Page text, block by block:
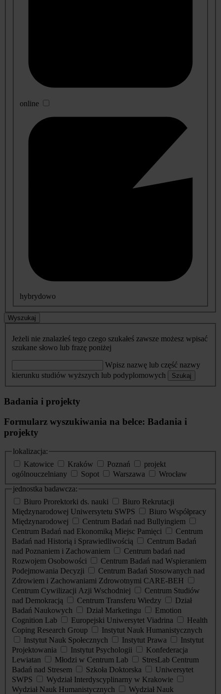
online
hybrydowo
Wyszukaj
Jeżeli nie znalazłeś tego czego szukałeś zawsze możesz wpisać
szukane słowo lub frazę poniżej
Wpisz nazwę lub część nazwy
kierunku studiów wyższych lub podyplomowych
Szukaj
Badania i projekty
Formularz wyszukiwania na belce: Badania i
projekty
lokalizacja:
Katowice
Kraków Poznań
projekt
ogólnouczelniany
Sopot Warszawa
Wrocław
jednostka badawcza:
Biuro Prorektorki ds. nauki
Biuro Rekrutacji
Międzynarodowej Uniwersytetu SWPS
Biuro Współpracy
Międzynarodowej
Centrum Badań nad Bullyingiem
Centrum Badań nad Ekonomiką Miejsc Pamięci
Centrum
Badań nad Historią i Sprawiedliwością
Centrum Badań
nad Poznaniem i Zachowaniem
Centrum badań nad
Rozwojem Osobowości
Centrum Badań nad Wspieraniem
Podejmowania Decyzji
Centrum Badań Stosowanych nad
Zdrowiem i Zachowaniami Zdrowotnymi CARE-BEH
Centrum Cywilizacji Azji Wschodniej
Centrum Studiów
nad Demokracją
Centrum Transferu Wiedzy
Dział
Badań Naukowych
Dział Marketingu
Emotion
Cognition Lab
Europejski Uniwersytet Viadrina
Health
Coping Research Group
Instytut Nauk Humanistycznych
Instytut Nauk Społecznych
Instytut Prawa
Instytut
Projektowania
Instytut Psychologii
Konfederacja
Lewiatan
Młodzi w Centrum Lab
StresLab Centrum
Badań nad Stresem
Szkoła Doktorska
Uniwersytet
SWPS
Wydział Interdyscyplinarny w Krakowie
Wydział Nauk Humanistycznych
Wydział Nauk